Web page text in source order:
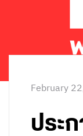
February
ประ